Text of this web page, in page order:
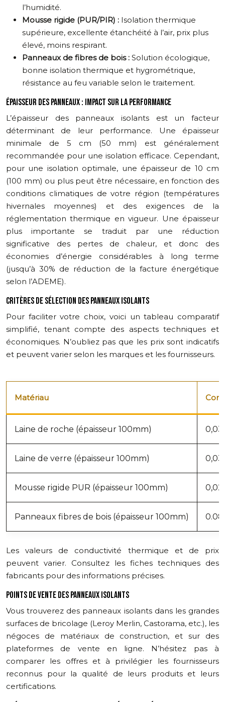
l’humidité.
Mousse rigide (PUR/PIR) : Isolation thermique
supérieure, excellente étanchéité à l’air, prix plus
élevé, moins respirant.
Panneaux de fibres de bois : Solution écologique,
bonne isolation thermique et hygrométrique,
résistance au feu variable selon le traitement.
ÉPAISSEUR DES PANNEAUX : IMPACT SUR LA PERFORMANCE
L’épaisseur des panneaux isolants est un facteur
déterminant de leur performance. Une épaisseur
minimale de 5 cm (50 mm) est généralement
recommandée pour une isolation efficace. Cependant,
pour une isolation optimale, une épaisseur de 10 cm
(100 mm) ou plus peut être nécessaire, en fonction des
conditions climatiques de votre région (températures
hivernales moyennes) et des exigences de la
réglementation thermique en vigueur. Une épaisseur
plus importante se traduit par une réduction
significative des pertes de chaleur, et donc des
économies d’énergie considérables à long terme
(jusqu’à 30% de réduction de la facture énergétique
selon l’ADEME).
CRITÈRES DE SÉLECTION DES PANNEAUX ISOLANTS
Pour faciliter votre choix, voici un tableau comparatif
simplifié, tenant compte des aspects techniques et
économiques. N’oubliez pas que les prix sont indicatifs
et peuvent varier selon les marques et les fournisseurs.
Matériau
Laine de roche (épaisseur 100mm)
Laine de verre (épaisseur 100mm)
Mousse rigide PUR (épaisseur 100mm)
Panneaux fibres de bois (épaisseur 100mm) 0.08
Les valeurs de conductivité thermique et de prix
peuvent varier. Consultez les fiches techniques des
fabricants pour des informations précises.
POINTS DE VENTE DES PANNEAUX ISOLANTS
Vous trouverez des panneaux isolants dans les grandes
surfaces de bricolage (Leroy Merlin, Castorama, etc.), les
négoces de matériaux de construction, et sur des
plateformes de vente en ligne. N’hésitez pas à
comparer les offres et à privilégier les fournisseurs
reconnus pour la qualité de leurs produits et leurs
certifications.